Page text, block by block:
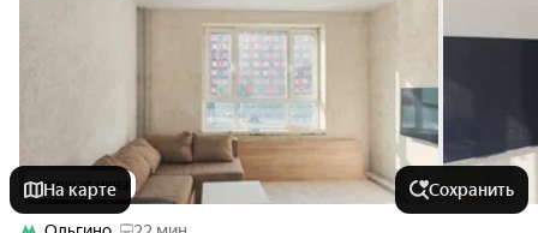
хорошая цена
На карте Сохранить